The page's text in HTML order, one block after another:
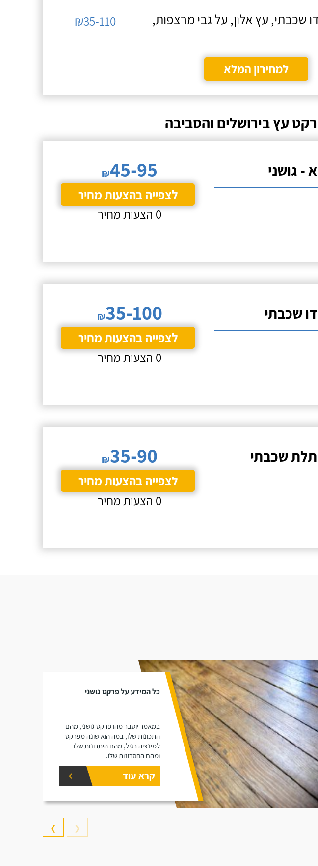
עץ אלון, על גבי מרצפות,
₪35-110
למחירון המלא
עץ בירושלים והסביבה
גושני ₪45-95
לצפייה בהצעות מחיר
0 הצעות מחיר
שכבתי ₪35-100
לצפייה בהצעות מחיר
0 הצעות מחיר
שכבתי ₪35-90
לצפייה בהצעות מחיר
0 הצעות מחיר
כל המידע על פרקט גושני
במאמר יוסבר מהו פרקט גושני, מהם
התכונות שלו, במה הוא שונה מפרקט
למינציה רגיל, מהם היתרונות שלו
ומהם החסרונות שלו.
קרא עוד
❮
❯